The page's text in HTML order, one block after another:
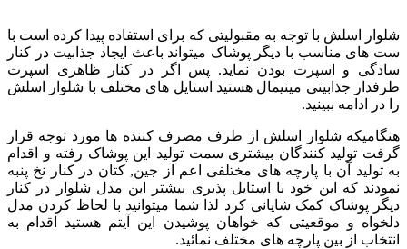
شلوار اسلش با توجه به مقبولیتی که برای استفاده پیدا کرده است با
ست های مناسب با دیگر پوشاک میتواند باعث ایجاد جذابیت در کنار
سادگی و اسپرت بودن نماید. پس اگر در کنار ظاهری اسپرت
طرفدار جذابیتی مینیمال هستید استایل های مختلف با شلوار اسلش
را در ادامه ببینید.
هنگامیکه شلوار اسلش از طرف مصرف کننده ها مورد توجه قرار
گرفت تولید کنندگان بیشتری سمت تولید این پوشاک رفته و اقدام
به تولید آن با پارچه های مختلفی اعم از جین, کتان در کنار نخ پنبه
نمودند که این خود با استایل پذیری بیشتر این مدل شلوار در کنار
دیگر پوشاک کمک شایانی کرد لذا شما میتوانید با لحاظ کردن مدل
دلخواه و موقعیتی که خواهان پوشیدن این آیتم هستید اقدام به
انتخاب از بین پارچه های مختلف نمائید.